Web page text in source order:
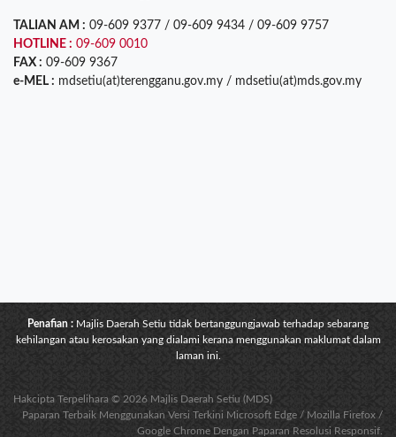
TALIAN AM : 09-609 9377 / 09-609 9434 / 09-609 9757
HOTLINE : 09-609 0010
FAX : 09-609 9367
e-MEL : mdsetiu(at)terengganu.gov.my / mdsetiu(at)mds.gov.my
Penafian : Majlis Daerah Setiu tidak bertanggungjawab terhadap sebarang
kehilangan atau kerosakan yang dialami kerana menggunakan maklumat dalam
laman ini.
Hakcipta Terpelihara © 2026 Majlis Daerah Setiu (MDS)
Paparan Terbaik Menggunakan Versi Terkini Microsoft Edge / Mozilla Firefox /
Google Chrome Dengan Paparan Resolusi Responsif.